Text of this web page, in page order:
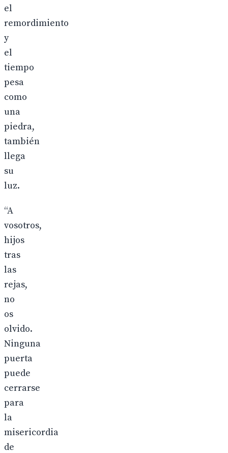
el
remordimiento
y
el
tiempo
pesa
como
una
piedra,
también
llega
su
luz.
“A
vosotros,
hijos
tras
las
rejas,
no
os
olvido.
Ninguna
puerta
puede
cerrarse
para
la
misericordia
de